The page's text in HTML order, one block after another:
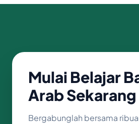
Mulai Belajar
Arab Sekarang
Bergabunglah bersama